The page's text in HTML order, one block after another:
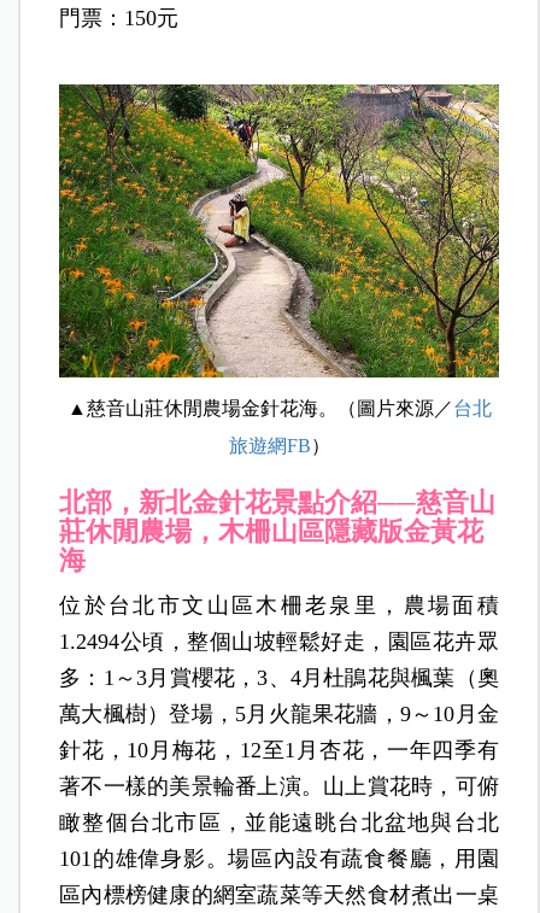
門票：150元
▲慈音山莊休閒農場金針花海。（圖片來源／台北
旅遊網FB）
北部，新北金針花景點介紹──慈音山
莊休閒農場，木柵山區隱藏版金黃花
海
位於台北市文山區木柵老泉里，農場面積
1.2494公頃，整個山坡輕鬆好走，園區花卉眾
多：1～3月賞櫻花，3、4月杜鵑花與楓葉（奧
萬大楓樹）登場，5月火龍果花牆，9～10月金
針花，10月梅花，12至1月杏花，一年四季有
著不一樣的美景輪番上演。山上賞花時，可俯
瞰整個台北市區，並能遠眺台北盆地與台北
101的雄偉身影。場區內設有蔬食餐廳，用園
區內標榜健康的網室蔬菜等天然食材煮出一桌